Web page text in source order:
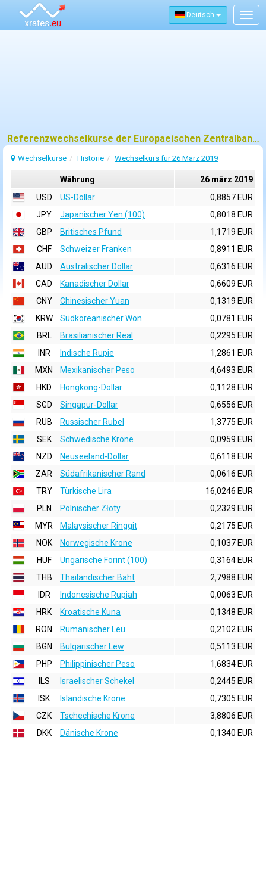
Deutsch
Referenzwechselkurse der Europaeischen Zentralbank (EZB) fuer 26 märz 2019
Wechselkurse Historie Wechselkurs für 26 März 2019
Währung
26 märz 2019
USD
US-Dollar
0,8857 EUR
JPY
Japanischer Yen (100)
0,8018 EUR
GBP
Britisches Pfund
1,1719 EUR
CHF
Schweizer Franken
0,8911 EUR
AUD
Australischer Dollar
0,6316 EUR
CAD
Kanadischer Dollar
0,6609 EUR
CNY
Chinesischer Yuan
0,1319 EUR
KRW
Südkoreanischer Won
0,0781 EUR
BRL
Brasilianischer Real
0,2295 EUR
INR
Indische Rupie
1,2861 EUR
MXN
Mexikanischer Peso
4,6493 EUR
HKD
Hongkong-Dollar
0,1128 EUR
SGD
Singapur-Dollar
0,6556 EUR
RUB
Russischer Rubel
1,3775 EUR
SEK
Schwedische Krone
0,0959 EUR
NZD
Neuseeland-Dollar
0,6118 EUR
ZAR
Südafrikanischer Rand
0,0616 EUR
TRY
Türkische Lira
16,0246 EUR
PLN
Polnischer Złoty
0,2329 EUR
MYR
Malaysischer Ringgit
0,2175 EUR
NOK
Norwegische Krone
0,1037 EUR
HUF
Ungarische Forint (100)
0,3164 EUR
THB
Thailändischer Baht
2,7988 EUR
IDR
Indonesische Rupiah
0,0063 EUR
HRK
Kroatische Kuna
0,1348 EUR
RON
Rumänischer Leu
0,2102 EUR
BGN
Bulgarischer Lew
0,5113 EUR
PHP
Philippinischer Peso
1,6834 EUR
ILS
Israelischer Schekel
0,2445 EUR
ISK
Isländische Krone
0,7305 EUR
CZK
Tschechische Krone
3,8806 EUR
DKK
Dänische Krone 0,1340 EUR